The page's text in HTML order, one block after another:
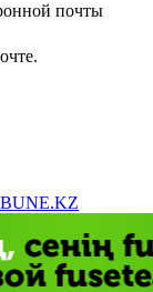
почты